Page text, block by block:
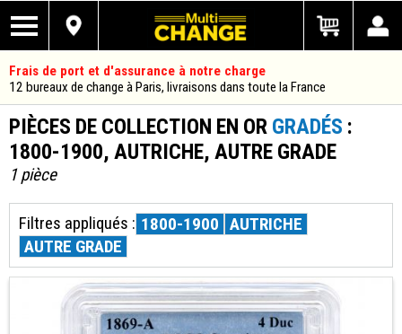
Frais de port et d'assurance à notre charge
12 bureaux de change à Paris, livraisons dans toute la France
PIÈCES DE COLLECTION EN OR GRADÉS :
1800-1900, AUTRICHE, AUTRE GRADE
1 pièce
Filtres appliqués : 1800-1900 AUTRICHE
AUTRE GRADE